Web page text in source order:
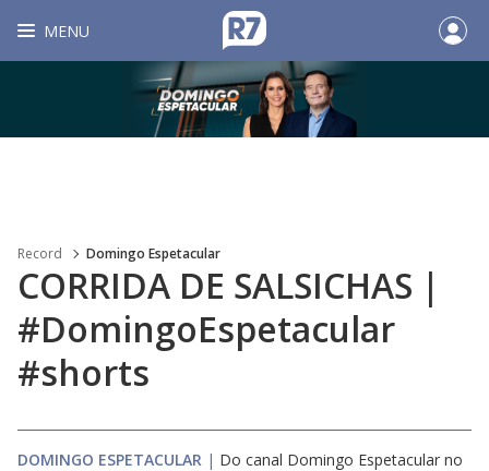
MENU
Record Domingo Espetacular
CORRIDA DE SALSICHAS |
#DomingoEspetacular
#shorts
DOMINGO ESPETACULAR | Do canal Domingo Espetacular no